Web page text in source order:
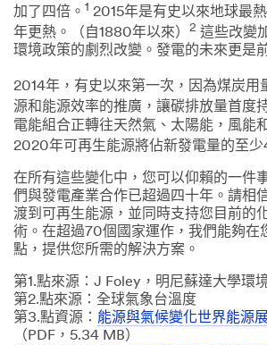
加了四倍。 1 2015年是有史以來地球最
年更熱。（自1880年以來）
2 這些改變
環境政策的劇烈改變。發電的未來更是
2014年，有史以來第一次，因為煤炭用
源和能源效率的推廣，讓碳排放量首度
電能組合正轉往天然氣、太陽能，風能
2020年可再生能源將佔新發電量的至少
在所有這些變化中，您可以仰賴的一件
們與發電產業合作已超過四十年。請相
渡到可再生能源，並同時支持您目前的
術。在超過70個國家運作，我們能夠在
點，提供您所需的解決方案。
第1.點來源：J Foley，明尼蘇達大學環
第2.點來源：全球氣象台溫度
第3.點資源： 能源與氣候變化世界能源
（PDF，5.34 MB）